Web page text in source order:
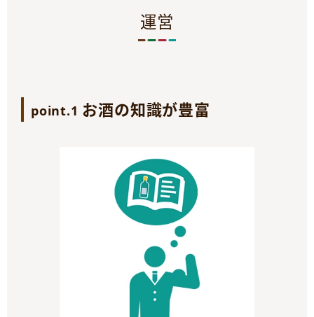
運営
point.1 お酒の知識が豊富